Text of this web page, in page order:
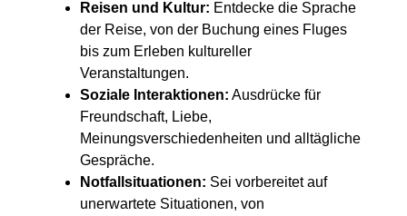
Reisen und Kultur: Entdecke die Sprache
der Reise, von der Buchung eines Fluges
bis zum Erleben kultureller
Veranstaltungen.
Soziale Interaktionen: Ausdrücke für
Freundschaft, Liebe,
Meinungsverschiedenheiten und alltägliche
Gespräche.
Notfallsituationen: Sei vorbereitet auf
unerwartete Situationen, von